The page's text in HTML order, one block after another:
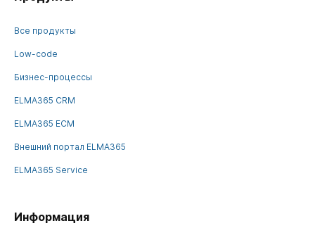
Все продукты
Low-code
Бизнес-процессы
ELMA365 CRM
ELMA365 ECM
Внешний портал ELMA365
ELMA365 Service
Информация